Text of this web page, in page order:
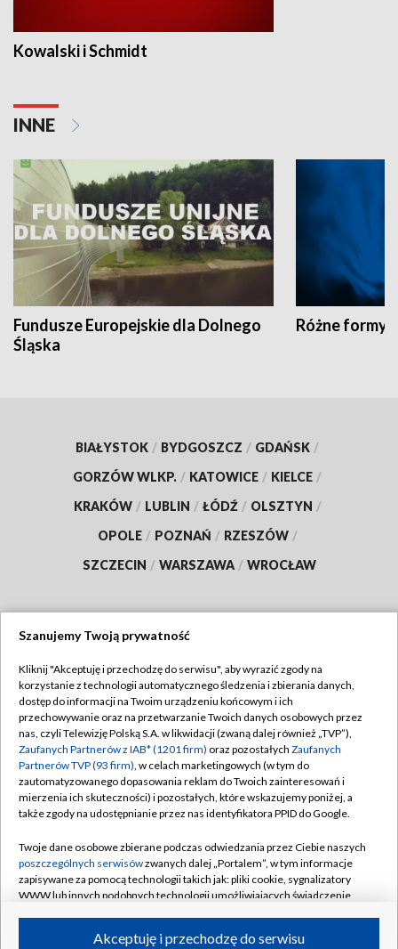
Kowalski i Schmidt
INNE
Fundusze Europejskie dla Dolnego
Śląska
Różne formy
BIAŁYSTOK / BYDGOSZCZ / GDAŃSK /
GORZÓW WLKP. / KATOWICE / KIELCE /
KRAKÓW / LUBLIN / ŁÓDŹ / OLSZTYN /
OPOLE / POZNAŃ / RZESZÓW /
SZCZECIN / WARSZAWA / WROCŁAW
TVP
Abonament TVP
Emisja w TVP
Centrum informacji TVP
Naziemna Telewizja Cyfrowa
Rada Programowa
System NOS
Informacje o nadawcy
Regulamin TVP
Polityka prywatności
Moje zgody
Pomoc
Kontakt
Kanały
Szanujemy Twoją prywatność
Kliknij "Akceptuję i przechodzę do serwisu", aby wyrazić zgody na
korzystanie z technologii automatycznego śledzenia i zbierania danych,
dostęp do informacji na Twoim urządzeniu końcowym i ich
przechowywanie oraz na przetwarzanie Twoich danych osobowych przez
nas, czyli Telewizję Polską S.A. w likwidacji (zwaną dalej również „TVP”),
Zaufanych Partnerów z IAB* (1201 firm) oraz pozostałych Zaufanych
Partnerów TVP (93 firm), w celach marketingowych (w tym do
zautomatyzowanego dopasowania reklam do Twoich zainteresowań i
mierzenia ich skuteczności) i pozostałych, które wskazujemy poniżej, a
także zgody na udostępnianie przez nas identyfikatora PPID do Google.
Twoje dane osobowe zbierane podczas odwiedzania przez Ciebie naszych
poszczególnych serwisówzwanych dalej „Portalem”, w tym informacje
zapisywane za pomocą technologii takich jak: pliki cookie, sygnalizatory
WWW lub innych podobnych technologii umożliwiających świadczenie
ruchu w Internecie.Akceptuję i przechodzę do serwisu